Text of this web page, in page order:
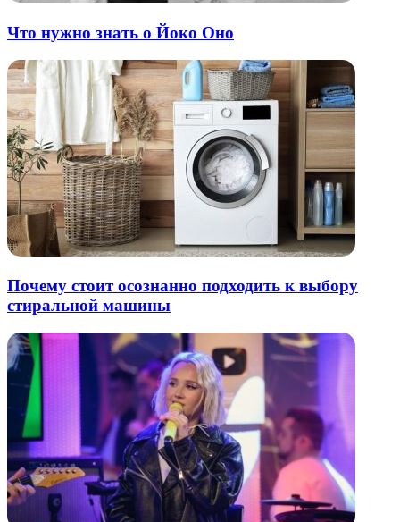
Что нужно знать о Йоко Оно
Почему стоит осознанно подходить к выбору
стиральной машины